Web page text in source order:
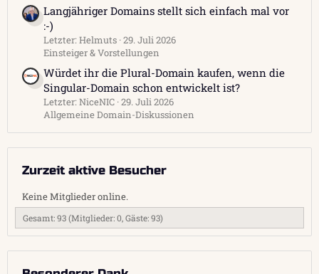
Langjähriger Domains stellt sich einfach mal vor
:-)
Letzter: Helmuts 29. Juli 2026
Einsteiger & Vorstellungen
Würdet ihr die Plural-Domain kaufen, wenn die
Singular-Domain schon entwickelt ist?
Letzter: NiceNIC 29. Juli 2026
Allgemeine Domain-Diskussionen
Zurzeit aktive Besucher
Keine Mitglieder online.
Gesamt: 93 (Mitglieder: 0, Gäste: 93)